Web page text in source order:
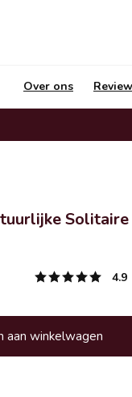
Over ons
4.9
aan winkelwagen